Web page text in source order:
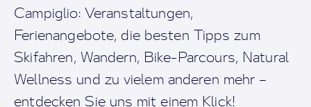
Campiglio: Veranstaltungen,
Ferienangebote, die besten Tipps zum
Skifahren, Wandern, Bike-Parcours, Natural
Wellness und zu vielem anderen mehr –
entdecken Sie uns mit einem Klick!